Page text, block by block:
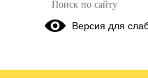
Документ о
Версия для